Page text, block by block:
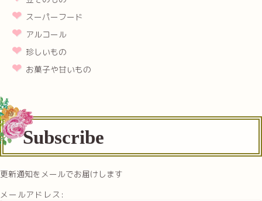
スーパーフード
アルコール
珍しいもの
お菓子や甘いもの
Subscribe
更新通知をメールでお届けします
メールアドレス: